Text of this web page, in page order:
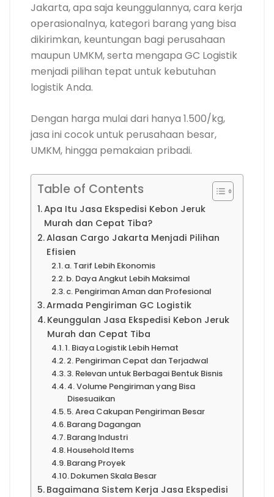
Jakarta, apa saja keunggulannya, cara kerja
operasionalnya, kategori barang yang bisa
dikirimkan, keuntungan bagi perusahaan
maupun UMKM, serta mengapa GC Logistik
menjadi pilihan tepat untuk kebutuhan
logistik Anda.
Dengan harga mulai dari hanya 1.500/kg,
jasa ini cocok untuk perusahaan besar,
UMKM, hingga pemakaian pribadi.
Table of Contents
Apa Itu Jasa Ekspedisi Kebon Jeruk
Murah dan Cepat Tiba?
Alasan Cargo Jakarta Menjadi Pilihan
Efisien
a. Tarif Lebih Ekonomis
b. Daya Angkut Lebih Maksimal
c. Pengiriman Aman dan Profesional
Armada Pengiriman GC Logistik
Keunggulan Jasa Ekspedisi Kebon Jeruk
Murah dan Cepat Tiba
1. Biaya Logistik Lebih Hemat
2. Pengiriman Cepat dan Terjadwal
3. Relevan untuk Berbagai Bentuk Bisnis
4. Volume Pengiriman yang Bisa
Disesuaikan
5. Area Cakupan Pengiriman Besar
Barang Dagangan
Barang Industri
Household Items
Barang Proyek
Dokumen Skala Besar
Bagaimana Sistem Kerja Jasa Ekspedisi